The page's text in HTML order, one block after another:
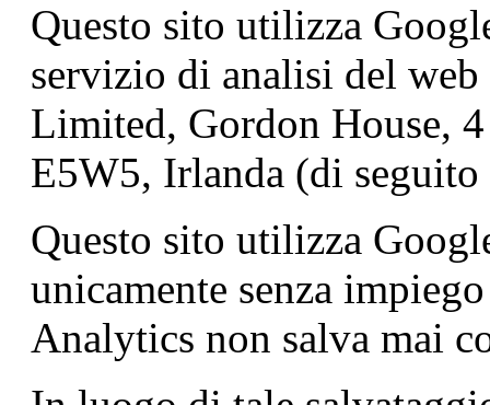
Questo sito utilizza
servizio di analisi del
Limited, Gordon House,
E5W5, Irlanda (di seguito
Questo sito utilizza
unicamente senza
Analytics non salva mai